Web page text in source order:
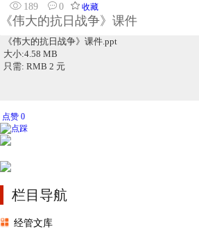
189
0 收藏
《伟大的抗日战争》课件
《伟大的抗日战争》课件.ppt
大小:4.58 MB
只需: RMB 2 元
点赞 0
栏目导航
经管文库